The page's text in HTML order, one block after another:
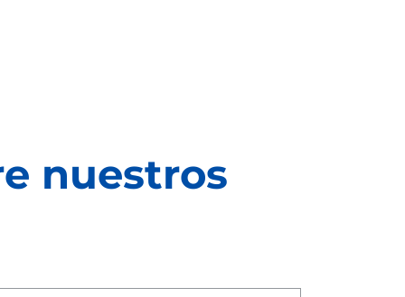
nuestros